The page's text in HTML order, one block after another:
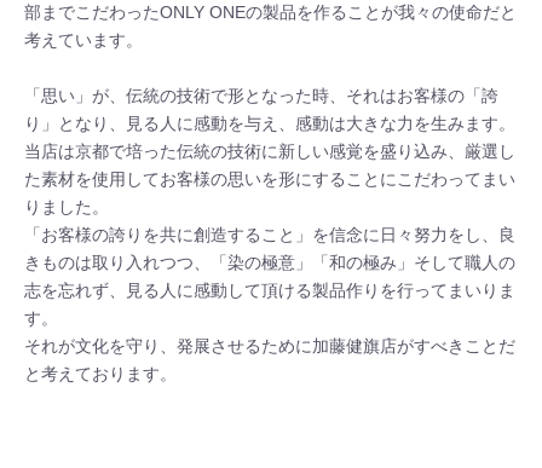
部までこだわったONLY ONEの製品を作ることが我々の使命だと
考えています。
「思い」が、伝統の技術で形となった時、それはお客様の「誇
り」となり、見る人に感動を与え、感動は大きな力を生みます。
当店は京都で培った伝統の技術に新しい感覚を盛り込み、厳選し
た素材を使用してお客様の思いを形にすることにこだわってまい
りました。
「お客様の誇りを共に創造すること」を信念に日々努力をし、良
きものは取り入れつつ、「染の極意」「和の極み」そして職人の
志を忘れず、見る人に感動して頂ける製品作りを行ってまいりま
す。
それが文化を守り、発展させるために加藤健旗店がすべきことだ
と考えております。